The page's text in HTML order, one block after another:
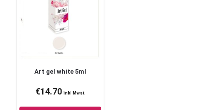
Art gel white 5ml
€14.70 inkl Mwst.